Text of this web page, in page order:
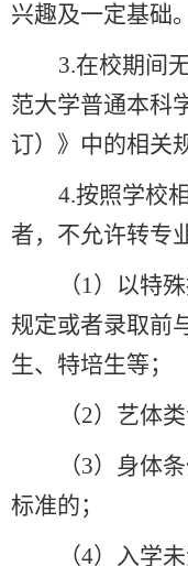
兴趣及一定基础。
3.在校期间
范大学普通本科
订）》中的相关
4.按照学校
者，不允许转专
（1）以特
规定或者录取前
生、特培生等；
（2）艺体
（3）身体
标准的；
（4）入学